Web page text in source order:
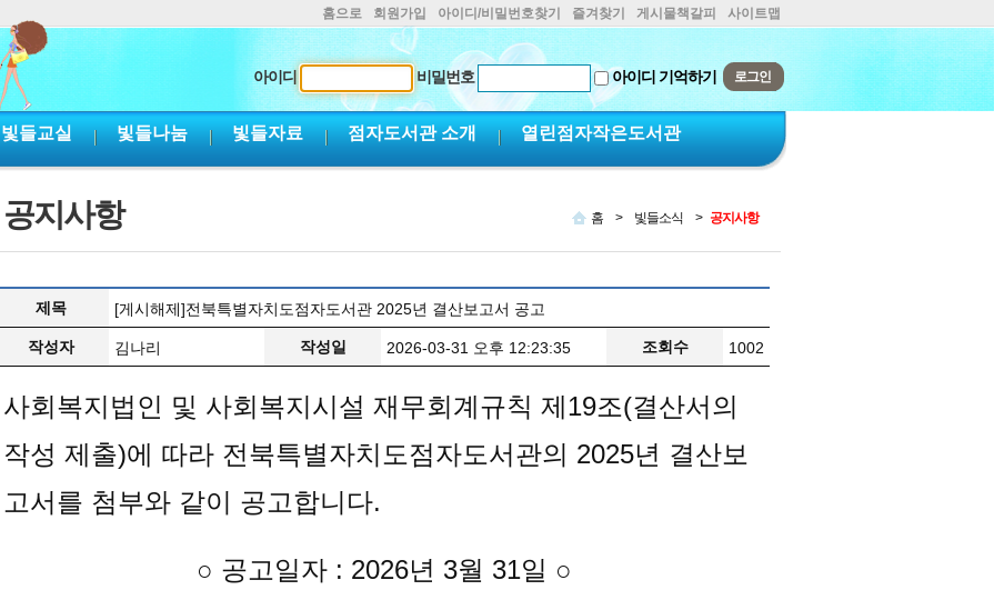
홈으로 회원가입 아이디/비밀번호찾기 즐겨찾기 게시물책갈피 사이트맵
아이디 비밀번호 아이디 기억하기
빛들교실 빛들나눔 빛들자료 점자도서관 소개 열린점자작은도서관
홈 > 빛들소식 > 공지사항
공지사항
제목 [게시해제]전북특별자치도점자도서관 2025년 결산보고서 공고
작성자 김나리 작성일 2026-03-31 오후 12:23:35 조회수 1002
사회복지법인 및 사회복지시설 재무회계규칙 제 19조(결산서의
작성 제출)에 따라 전북특별자치도점자도서관의 2025년 결산보
고서를 첨부와 같이 공고합니다.
○ 공고일자 : 2026년 3월 31일 ○